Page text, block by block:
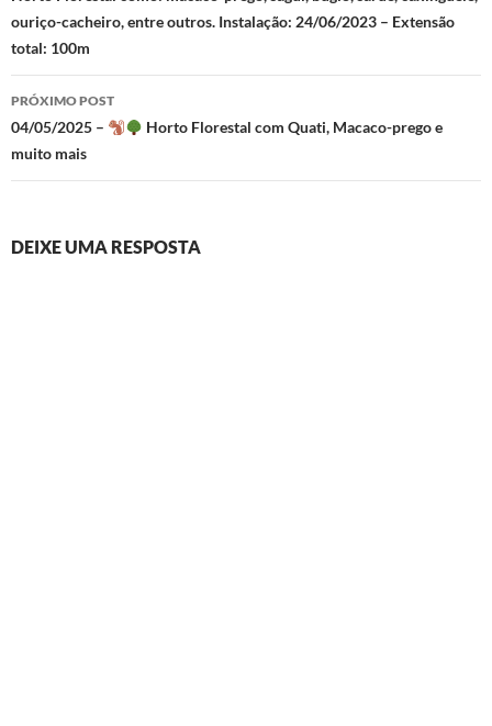
ouriço-cacheiro, entre outros. Instalação: 24/06/2023 – Extensão
total: 100m
PRÓXIMO POST
04/05/2025 –
Horto Florestal com Quati, Macaco-prego e
muito mais
DEIXE UMA RESPOSTA